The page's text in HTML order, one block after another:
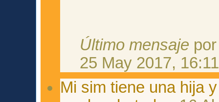
Último mensaje
25 May 2017, 16:11
Mi sim tiene una hija